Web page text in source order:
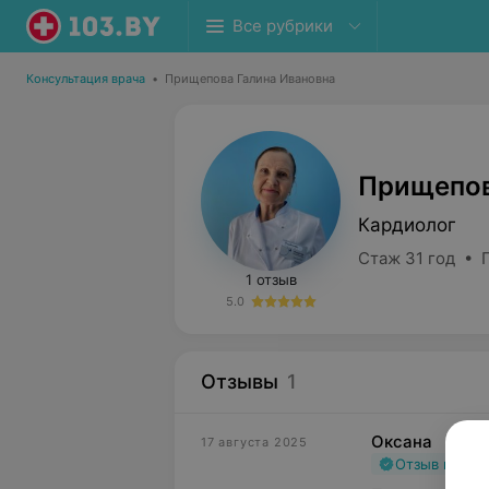
Все рубрики
Консультация врача • Прищепова Галина Ивановна
1 отзыв
5.0
Кардиолог
Стаж 31 год •
Отзывы 1
17 августа 2025 Оксана
Отзыв